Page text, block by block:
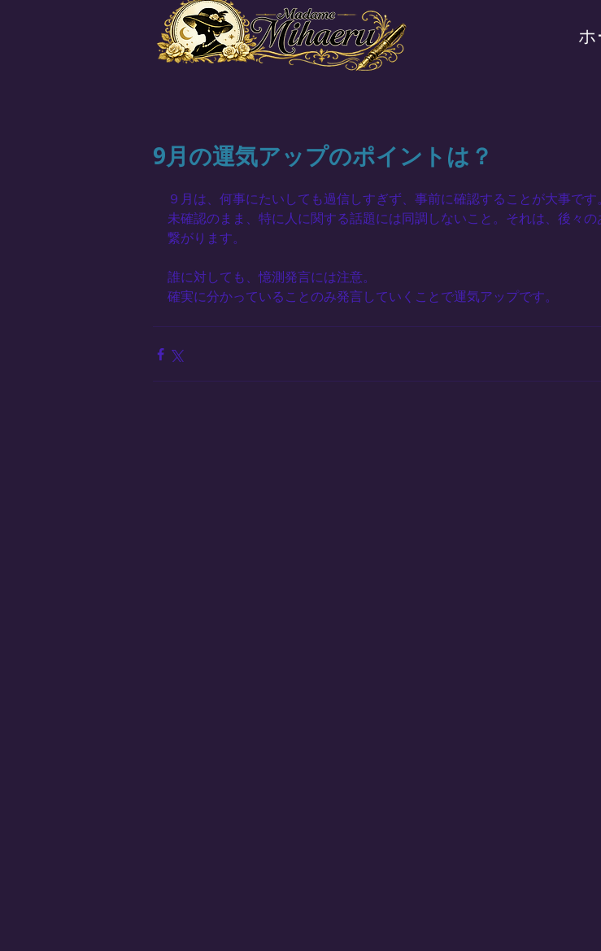
9月の運気アップのポイントは？
９月は、何事にたいしても過信しすぎず、事前に確認することが大事です
未確認のまま、特に人に関する話題には同調しないこと。それは、後々の
繋がります。
誰に対しても、憶測発言には注意。
確実に分かっていることのみ発言していくことで運気アップです。